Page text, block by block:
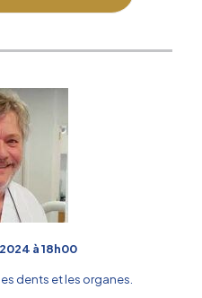
à 18h00
dents et les organes.